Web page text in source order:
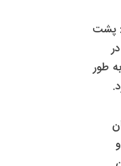
پشت
طور